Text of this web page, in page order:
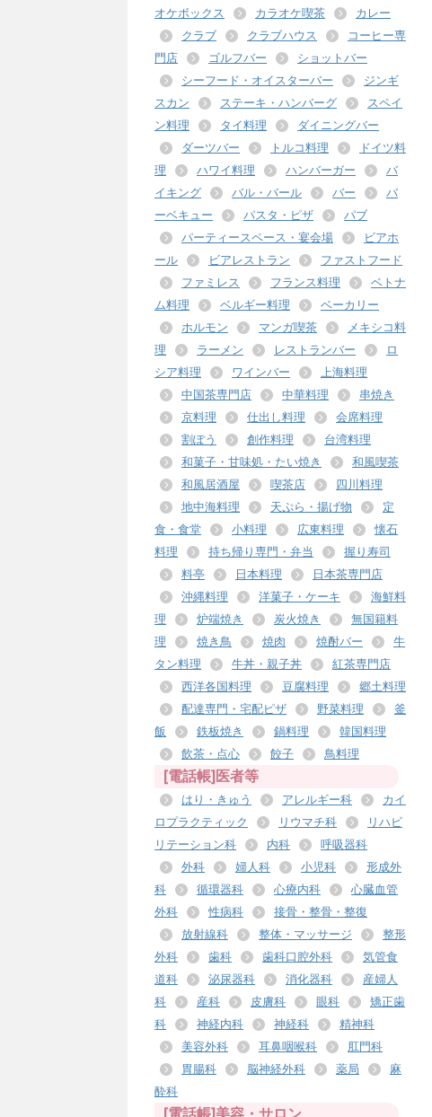
オケボックス
カラオケ喫茶
カレー
クラブ
クラブハウス
コーヒー専
門店
ゴルフバー
ショットバー
シーフード・オイスターバー
ジンギ
スカン
ステーキ・ハンバーグ
スペイ
ン料理
タイ料理
ダイニングバー
ダーツバー
トルコ料理
ドイツ料
理
ハワイ料理 ハンバーガー
バ
イキング
バル・バール バー
バ
ーベキュー
パスタ・ピザ
パブ
パーティースペース・宴会場
ビアホ
ール
ビアレストラン
ファストフード
ファミレス
フランス料理
ベトナ
ム料理
ベルギー料理
ベーカリー
ホルモン
マンガ喫茶
メキシコ料
理
ラーメン レストランバー
ロ
シア料理
ワインバー
上海料理
中国茶専門店
中華料理
串焼き
京料理
仕出し料理
会席料理
割ぽう
創作料理
台湾料理
和菓子・甘味処・たい焼き
和風喫茶
和風居酒屋
喫茶店
四川料理
地中海料理
天ぷら・揚げ物
定
食・食堂
小料理 広東料理
懐石
料理
持ち帰り専門・弁当
握り寿司
料亭
日本料理
日本茶専門店
沖縄料理
洋菓子・ケーキ
海鮮料
理
炉端焼き 炭火焼き
無国籍料
理
焼き鳥 焼肉 焼酎バー
牛
タン料理
牛丼・親子丼
紅茶専門店
西洋各国料理
豆腐料理
郷土料理
配達専門・宅配ピザ
野菜料理
釜
飯
鉄板焼き 鍋料理
韓国料理
飲茶・点心
餃子 鳥料理
[電話帳]医者等
はり・きゅう アレルギー科
カイ
ロプラクティック
リウマチ科
リハビ
リテーション科
内科
呼吸器科
外科
婦人科 小児科
形成外
科
循環器科 心療内科
心臓血管
外科
性病科
接骨・整骨・整復
放射線科
整体・マッサージ
整形
外科
歯科 歯科口腔外科
気管食
道科
泌尿器科 消化器科
産婦人
科
産科 皮膚科 眼科
矯正歯
科
神経内科 神経科
精神科
美容外科
耳鼻咽喉科
肛門科
胃腸科
脳神経外科 薬局
麻
酔科